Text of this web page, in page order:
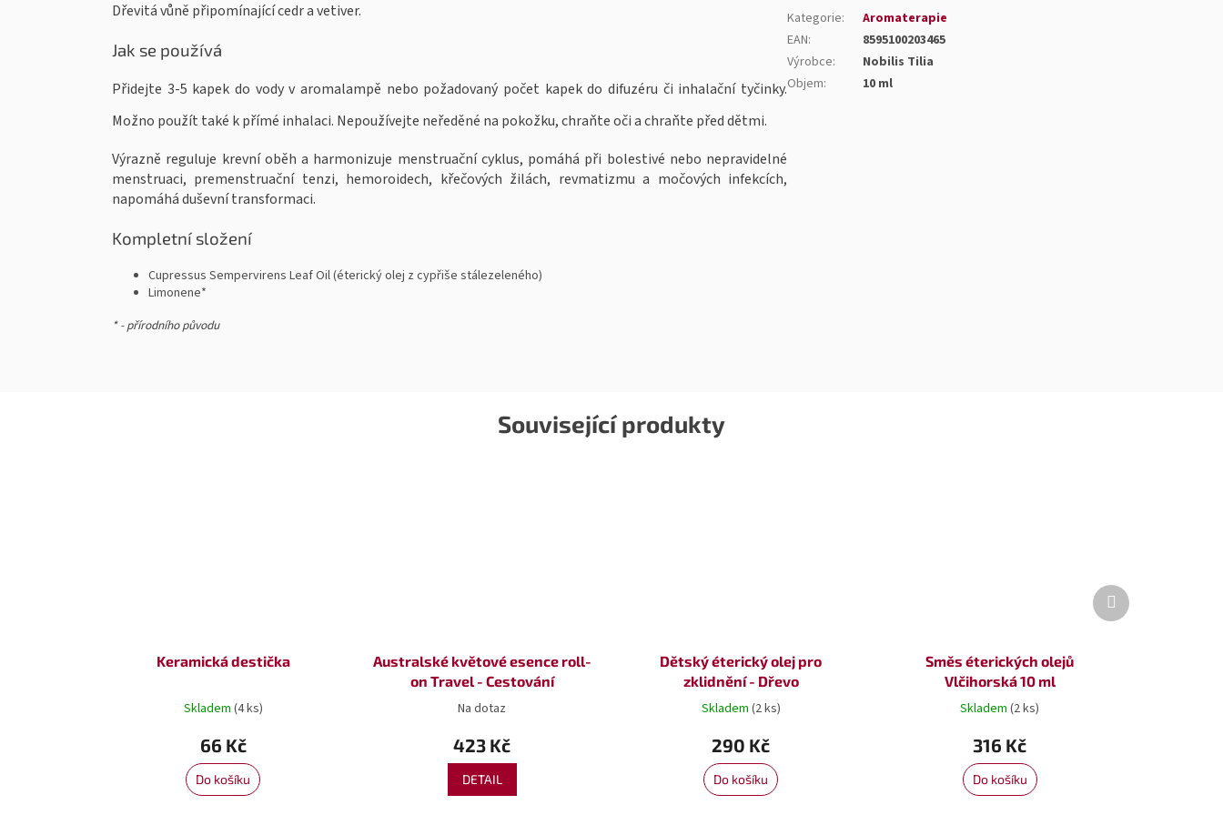
Související produkty
Keramická destička
Skladem (4 ks)
66 Kč
Do košíku
Australské květové esence roll-
on Travel - Cestování
Na dotaz
423 Kč
DETAIL
Dětský éterický olej pro
zklidnění - Dřevo
Skladem (2 ks)
290 Kč
Do košíku
Směs éterických olejů
Vlčihorská 10 ml
Skladem(2 ks)
316 Kč
Do košíku
Další
produkt
Dřevitá vůně připomínající cedr a vetiver.
Jak se používá
Přidejte 3-5 kapek do vody v aromalampě nebo požadovaný počet kapek do difuzéru či inhalační tyčinky.
Možno použít také k přímé inhalaci. Nepoužívejte neředěné na pokožku, chraňte oči a chraňte před dětmi.
Výrazně reguluje krevní oběh a harmonizuje menstruační cyklus, pomáhá při bolestivé nebo nepravidelné
menstruaci, premenstruační tenzi, hemoroidech, křečových žilách, revmatizmu a močových infekcích,
napomáhá duševní transformaci.
Kompletní složení
Cupressus Sempervirens Leaf Oil (éterický olej z cypřiše stálezeleného)
Limonene*
* - přírodního původu
Kategorie:
Aromaterapie
EAN:
8595100203465
Výrobce:
Nobilis Tilia
Objem: 10 ml